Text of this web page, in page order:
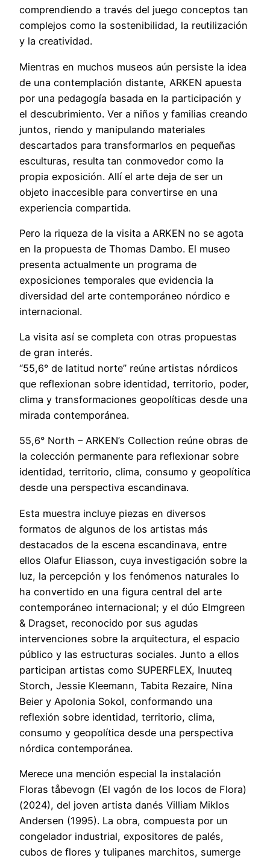
comprendiendo a través del juego conceptos tan
complejos como la sostenibilidad, la reutilización
y la creatividad.
Mientras en muchos museos aún persiste la idea
de una contemplación distante, ARKEN apuesta
por una pedagogía basada en la participación y
el descubrimiento. Ver a niños y familias creando
juntos, riendo y manipulando materiales
descartados para transformarlos en pequeñas
esculturas, resulta tan conmovedor como la
propia exposición. Allí el arte deja de ser un
objeto inaccesible para convertirse en una
experiencia compartida.
Pero la riqueza de la visita a ARKEN no se agota
en la propuesta de Thomas Dambo. El museo
presenta actualmente un programa de
exposiciones temporales que evidencia la
diversidad del arte contemporáneo nórdico e
internacional.
La visita así se completa con otras propuestas
de gran interés.
“55,6° de latitud norte” reúne artistas nórdicos
que reflexionan sobre identidad, territorio, poder,
clima y transformaciones geopolíticas desde una
mirada contemporánea.
55,6° North – ARKEN’s Collection reúne obras de
la colección permanente para reflexionar sobre
identidad, territorio, clima, consumo y geopolítica
desde una perspectiva escandinava.
Esta muestra incluye piezas en diversos
formatos de algunos de los artistas más
destacados de la escena escandinava, entre
ellos Olafur Eliasson, cuya investigación sobre la
luz, la percepción y los fenómenos naturales lo
ha convertido en una figura central del arte
contemporáneo internacional; y el dúo Elmgreen
& Dragset, reconocido por sus agudas
intervenciones sobre la arquitectura, el espacio
público y las estructuras sociales. Junto a ellos
participan artistas como SUPERFLEX, Inuuteq
Storch, Jessie Kleemann, Tabita Rezaire, Nina
Beier y Apolonia Sokol, conformando una
reflexión sobre identidad, territorio, clima,
consumo y geopolítica desde una perspectiva
nórdica contemporánea.
Merece una mención especial la instalación
Floras tåbevogn (El vagón de los locos de Flora)
(2024), del joven artista danés Villiam Miklos
Andersen (1995). La obra, compuesta por un
congelador industrial, expositores de palés,
cubos de flores y tulipanes marchitos, sumerge